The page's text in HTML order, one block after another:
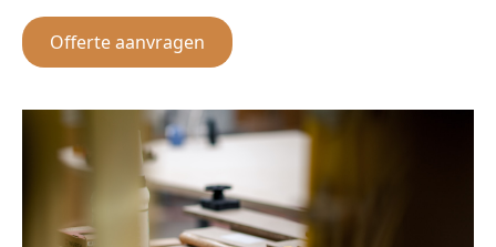
Offerte aanvragen